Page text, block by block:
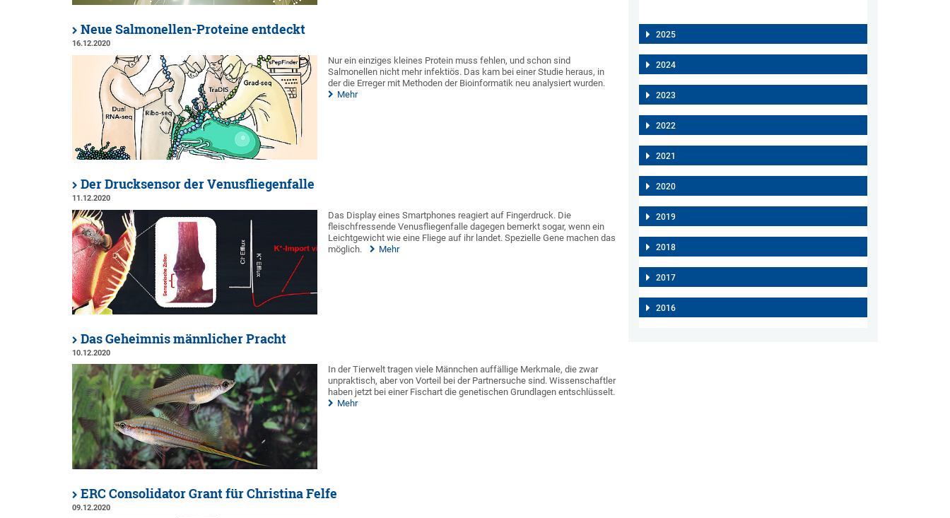
Neue Salmonellen-Proteine entdeckt
16.12.2020
Nur ein einziges kleines Protein muss fehlen, und schon sind
Salmonellen nicht mehr infektiös. Das kam bei einer Studie heraus, in
der die Erreger mit Methoden der Bioinformatik neu analysiert wurden.
Mehr
Der Drucksensor der Venusfliegenfalle
11.12.2020
Das Display eines Smartphones reagiert auf Fingerdruck. Die
fleischfressende Venusfliegenfalle dagegen bemerkt sogar, wenn ein
Leichtgewicht wie eine Fliege auf ihr landet. Spezielle Gene machen das
möglich.
Mehr
Das Geheimnis männlicher Pracht
10.12.2020
In der Tierwelt tragen viele Männchen auffällige Merkmale, die zwar
unpraktisch, aber von Vorteil bei der Partnersuche sind. Wissenschaftler
haben jetzt bei einer Fischart die genetischen Grundlagen entschlüsselt.
Mehr
ERC Consolidator Grant für Christina Felfe
09.12.2020
2025
2024
2023
2022
2021
2020
2019
2018
2017
2016